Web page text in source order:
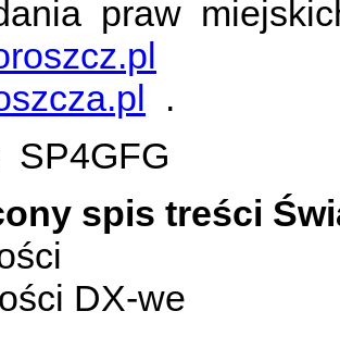
praw
.
SP4GFG
spis treści
DX-we